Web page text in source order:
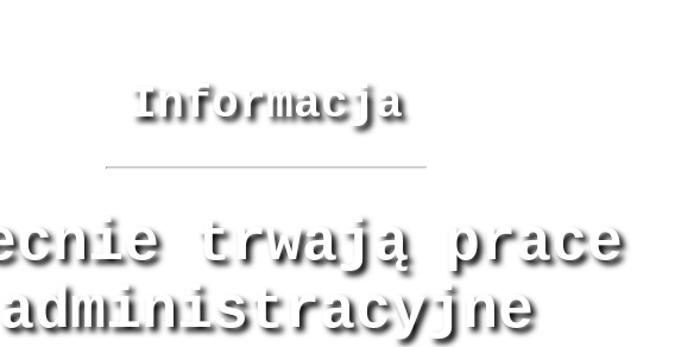
Informacja
trwają prace
administracyjne